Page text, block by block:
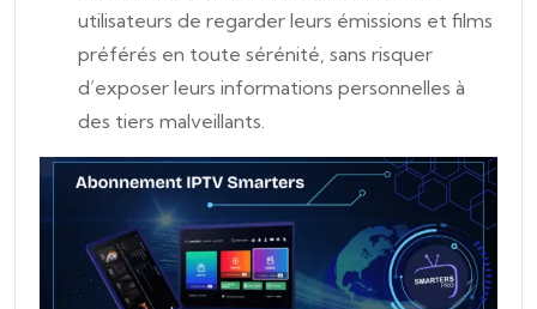
utilisateurs de regarder leurs émissions et films
préférés en toute sérénité, sans risquer
d’exposer leurs informations personnelles à
des tiers malveillants.